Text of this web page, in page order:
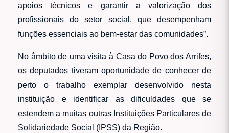
apoios técnicos e garantir a valorização dos
profissionais do setor social, que desempenham
funções essenciais ao bem-estar das comunidades”.
No âmbito de uma visita à Casa do Povo dos Arrifes,
os deputados tiveram oportunidade de conhecer de
perto o trabalho exemplar desenvolvido nesta
instituição e identificar as dificuldades que se
estendem a muitas outras Instituições Particulares de
Solidariedade Social (IPSS) da Região.